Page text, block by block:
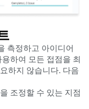
측정하고 아이디어
하여 모든 접점을 최
하지 않습니다. 다음
조정할 수 있는 지점